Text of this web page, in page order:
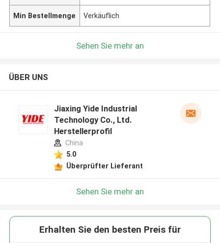
Min Bestellmenge Verkäuflich
Sehen Sie mehr an
ÜBER UNS
Jiaxing Yide Industrial
Technology Co., Ltd.
Herstellerprofil
China
5.0
Überprüfter Lieferant
Sehen Sie mehr an
Erhalten Sie den besten Preis für